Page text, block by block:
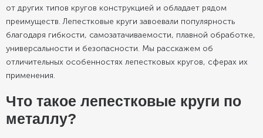
от других типов кругов конструкцией и обладает рядом
преимуществ. Лепестковые круги завоевали популярность
благодаря гибкости, самозатачиваемости, плавной обработке,
универсальности и безопасности. Мы расскажем об
отличительных особенностях лепестковых кругов, сферах их
применения.
Что такое лепестковые круги по
металлу?